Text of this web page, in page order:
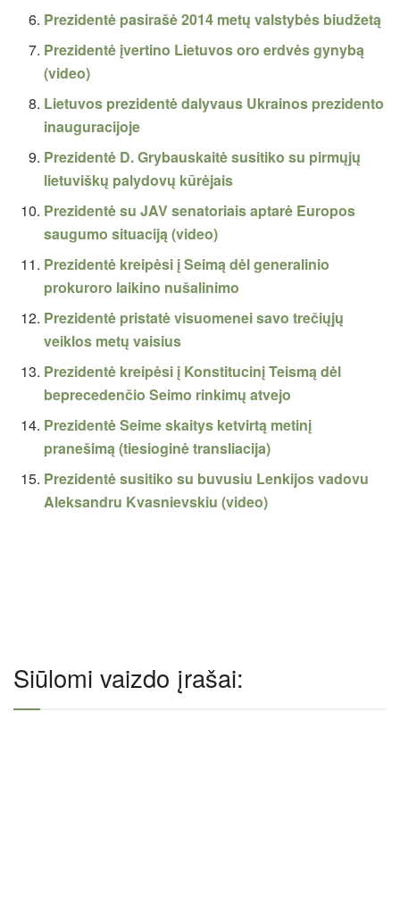
Prezidentė pasirašė 2014 metų valstybės biudžetą
Prezidentė įvertino Lietuvos oro erdvės gynybą
(video)
Lietuvos prezidentė dalyvaus Ukrainos prezidento
inauguracijoje
Prezidentė D. Grybauskaitė susitiko su pirmųjų
lietuviškų palydovų kūrėjais
Prezidentė su JAV senatoriais aptarė Europos
saugumo situaciją (video)
Prezidentė kreipėsi į Seimą dėl generalinio
prokuroro laikino nušalinimo
Prezidentė pristatė visuomenei savo trečiųjų
veiklos metų vaisius
Prezidentė kreipėsi į Konstitucinį Teismą dėl
beprecedenčio Seimo rinkimų atvejo
Prezidentė Seime skaitys ketvirtą metinį
pranešimą (tiesioginė transliacija)
Prezidentė susitiko su buvusiu Lenkijos vadovu
Aleksandru Kvasnievskiu (video)
Siūlomi vaizdo įrašai: